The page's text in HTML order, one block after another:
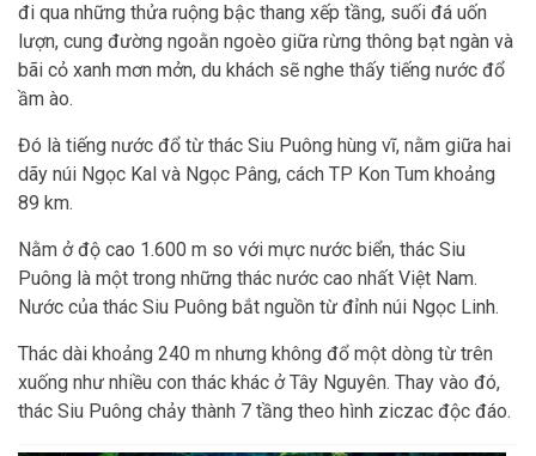
đi qua những thửa ruộng bậc thang xếp tầng, suối đá uốn
lượn, cung đường ngoằn ngoèo giữa rừng thông bạt ngàn và
bãi cỏ xanh mơn mởn, du khách sẽ nghe thấy tiếng nước đổ
ầm ào.
Đó là tiếng nước đổ từ thác Siu Puông hùng vĩ, nằm giữa hai
dãy núi Ngọc Kal và Ngọc Pâng, cách TP Kon Tum khoảng
89 km.
Nằm ở độ cao 1.600 m so với mực nước biển, thác Siu
Puông là một trong những thác nước cao nhất Việt Nam.
Nước của thác Siu Puông bắt nguồn từ đỉnh núi Ngọc Linh.
Thác dài khoảng 240 m nhưng không đổ một dòng từ trên
xuống như nhiều con thác khác ở Tây Nguyên. Thay vào đó,
thác Siu Puông chảy thành 7 tầng theo hình ziczac độc đáo.